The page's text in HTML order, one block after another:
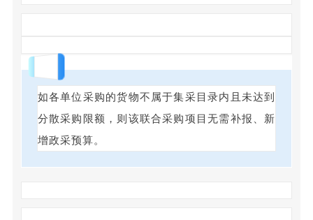
如各单位采购的货物不属于集采目录内且未达到
分散采购限额，则该联合采购项目无需补报、新
增政采预算。